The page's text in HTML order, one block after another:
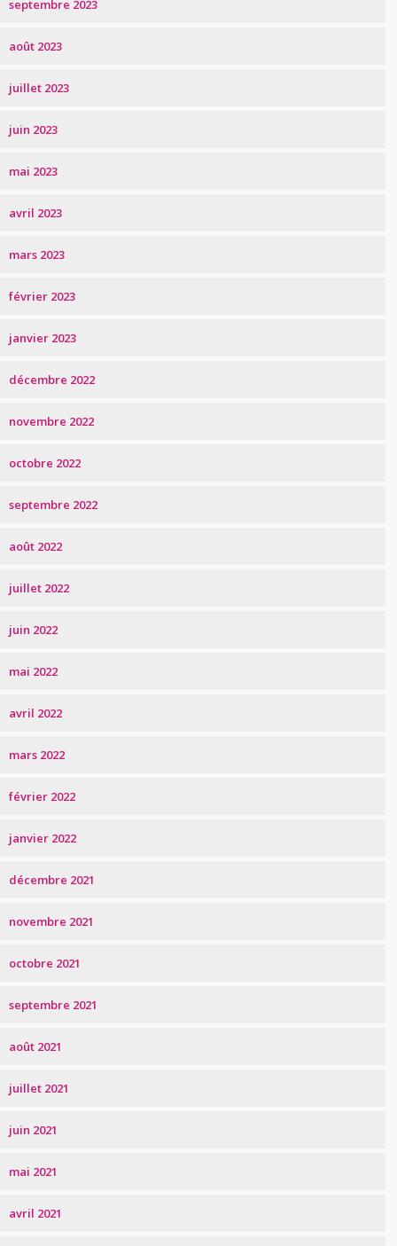
septembre 2023
août 2023
juillet 2023
juin 2023
mai 2023
avril 2023
mars 2023
février 2023
janvier 2023
décembre 2022
novembre 2022
octobre 2022
septembre 2022
août 2022
juillet 2022
juin 2022
mai 2022
avril 2022
mars 2022
février 2022
janvier 2022
décembre 2021
novembre 2021
octobre 2021
septembre 2021
août 2021
juillet 2021
juin 2021
mai 2021
avril 2021